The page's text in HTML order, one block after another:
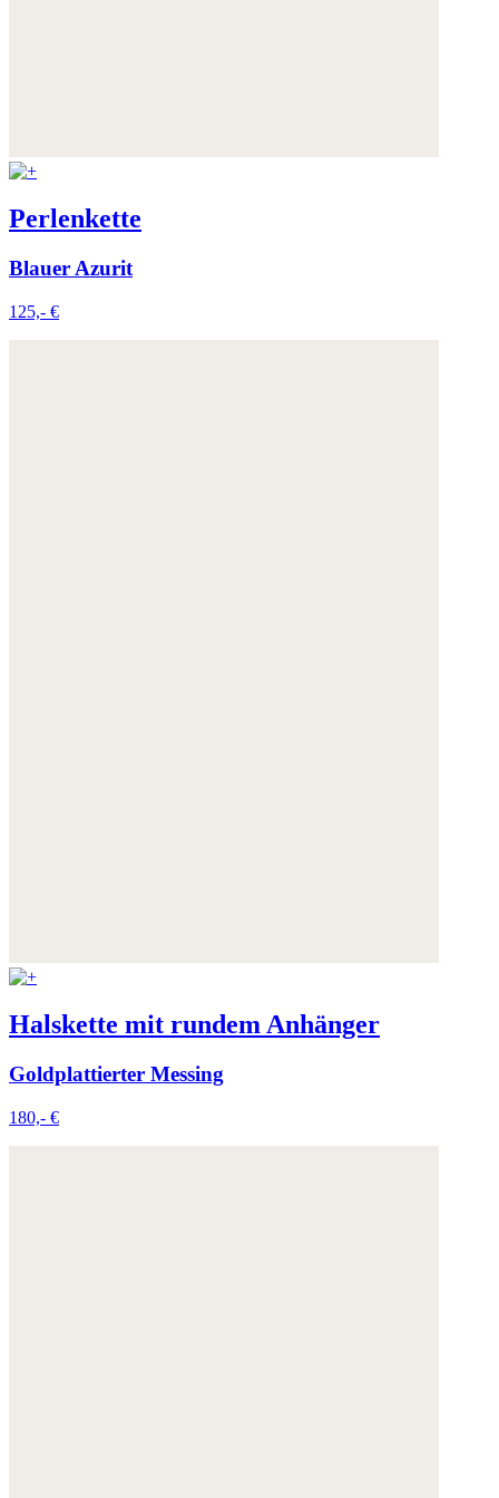
Perlenkette
Blauer Azurit
125,- €
Halskette mit rundem Anhänger
Goldplattierter Messing
180,- €